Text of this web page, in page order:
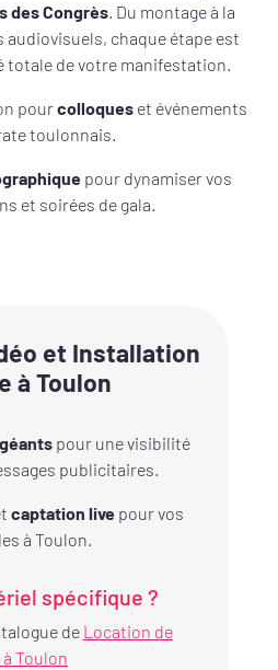
des Congrès. Du montage à la
chaque étape est
totale de votre manifestation.
pourcolloqueset événements
toulonnais.
pour dynamiser vos
et soirées de gala.
et Installation
à Toulon
pour une visibilité
publicitaires.
captation live pour vos
à Toulon.
spécifique ?
de Location de
Toulon